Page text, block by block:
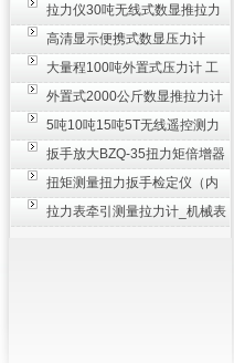
手 2000N,m力矩扳手价格
拉力仪30吨无线式数显推拉力
计 数字显示测力计80T
高清显示便携式数显压力计
300N500n_手持电子测力计
大量程100吨外置式压力计 工
业用数显测力计价格
外置式2000公斤数显推拉力计
_数字拉力压力测试仪
5吨10吨15吨5T无线遥控测力
计_带遥控电子拉力计数显式
扳手放大BZQ-35扭力矩倍增器
_3500牛米扭力倍力器仪
扭矩测量扭力扳手检定仪（内
置打印） 扭矩检验仪器
拉力表牵引测量拉力计_机械表